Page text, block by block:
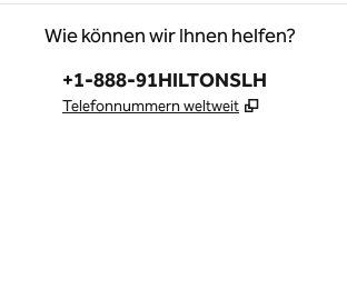
Wie können wir Ihnen helfen?
Telefon:
+1-888-91HILTONSLH
Telefonnummern weltweit ,